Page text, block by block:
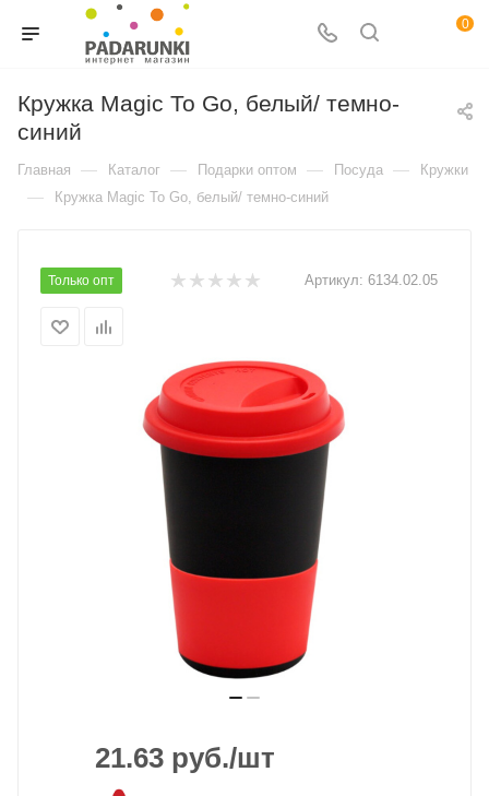
0
Кружка Magic To Go, белый/ темно-
синий
Главная — Каталог — Подарки оптом — Посуда — Кружки
— Кружка Magic To Go, белый/ темно-синий
Только опт Артикул: 6134.02.05
21.63 руб./шт